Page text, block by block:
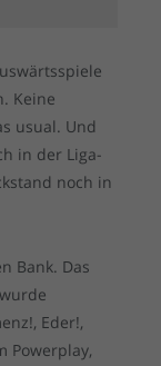
Keine
usual. Und
in der Liga-
noch in
Bank. Das
Eder!,
Powerplay,